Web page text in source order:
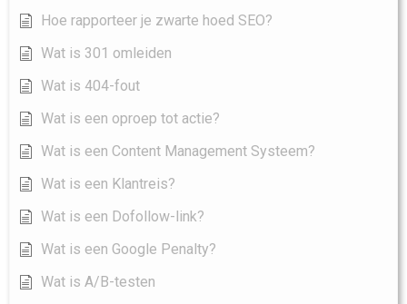
Hoe rapporteer je zwarte hoed SEO?
Wat is 301 omleiden
Wat is 404-fout
Wat is een oproep tot actie?
Wat is een Content Management Systeem?
Wat is een Klantreis?
Wat is een Dofollow-link?
Wat is een Google Penalty?
Wat is A/B-testen